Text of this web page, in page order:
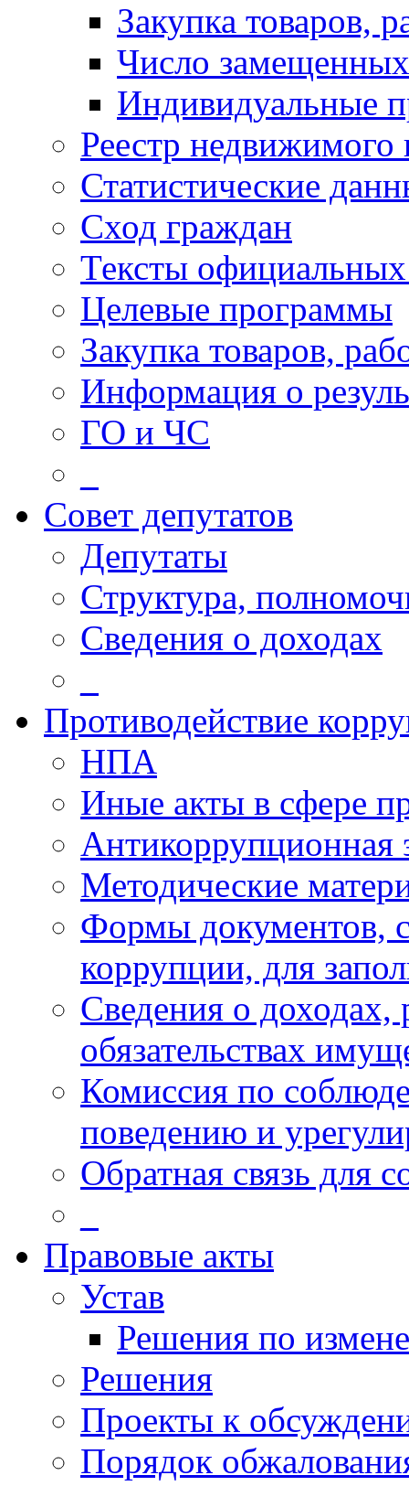
Закупка товаров,
Число
Индивидуальные
Реестр
Статистические
Сход граждан
Тексты
Целевые программы
Закупка товаров,
Информация о
ГО и ЧС
Совет депутатов
Депутаты
Структура,
Сведения о доходах
Противодействие
НПА
Иные акты в сфере
Антикоррупционная
Методические
Формы документов,
коррупции, для
Сведения о доходах,
обязательствах
Комиссия по
поведению и
Обратная связь для
Правовые акты
Устав
Решения по
Решения
Проекты к
Порядок